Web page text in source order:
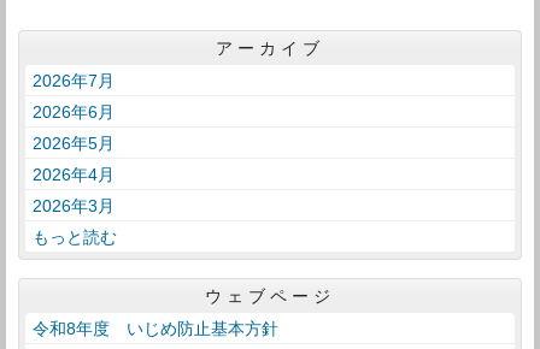
アーカイブ
2026年7月
2026年6月
2026年5月
2026年4月
2026年3月
もっと読む
ウェブページ
令和8年度 いじめ防止基本方針